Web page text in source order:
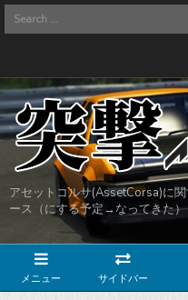
アセットコルサ(AssetCorsa)に
ース（にする予定→なってきた）
メニュー サイドバー